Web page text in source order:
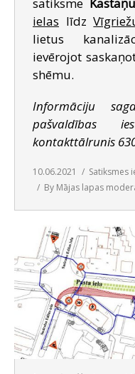
satiksme
ielas līdz
lietus
ievērojot
shēmu.
Informāciju
pašvaldības
kontakttālrunis
10.06.2021
Satiksmes
By Mājas lapas